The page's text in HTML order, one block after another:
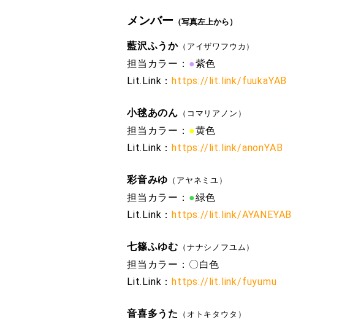
メンバー （写真左上から）
藍沢ふうか （アイザワフウカ）
担当カラー： ●紫色
Lit.Link：https://lit.link/fuukaYAB
小毬あのん （コマリアノン）
担当カラー： ●黄色
Lit.Link：https://lit.link/anonYAB
彩音みゆ （アヤネミユ）
担当カラー： ●緑色
Lit.Link：https://lit.link/AYANEYAB
七篠ふゆむ （ナナシノフユム）
担当カラー：〇白色
Lit.Link：https://lit.link/fuyumu
音喜多うた （オトキタウタ）